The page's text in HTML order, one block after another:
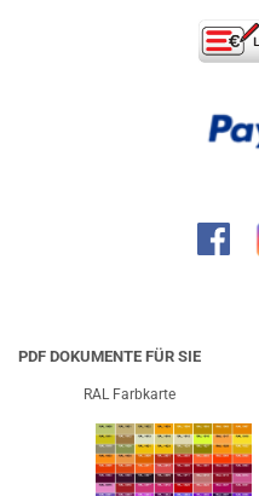
PDF DOKUMENTE FÜR SIE
RAL Farbkarte